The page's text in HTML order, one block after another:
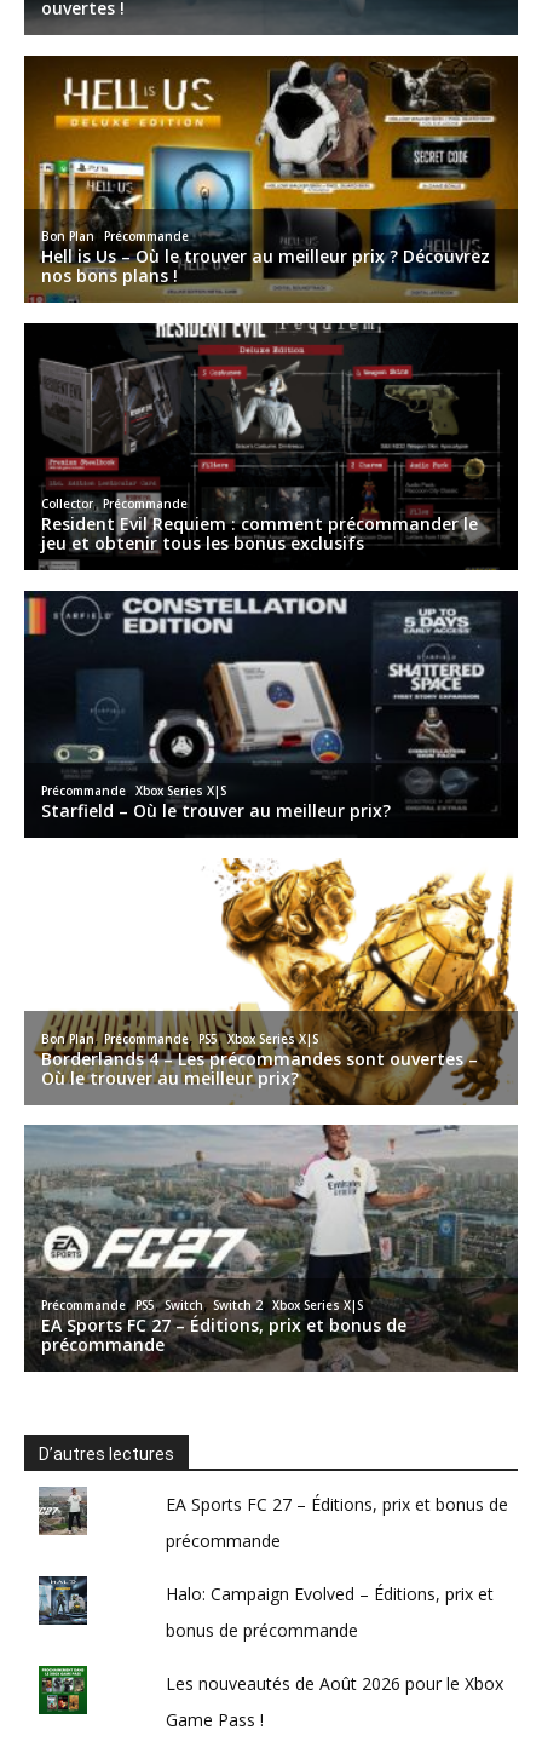
D’autres lectures
EA Sports FC 27 – Éditions, prix et bonus de
précommande
Halo: Campaign Evolved – Éditions, prix et
bonus de précommande
Les nouveautés de Août 2026 pour le Xbox
Game Pass !